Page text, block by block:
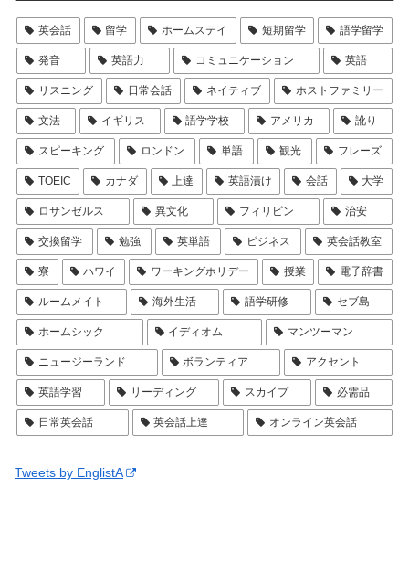
英会話 留学 ホームステイ 短期留学 語学留学
発音 英語力 コミュニケーション 英語
リスニング 日常会話 ネイティブ ホストファミリー
文法 イギリス 語学学校 アメリカ 訛り
スピーキング ロンドン 単語 観光 フレーズ
TOEIC カナダ 上達 英語漬け 会話 大学
ロサンゼルス 異文化 フィリピン 治安
交換留学 勉強 英単語 ビジネス 英会話教室
寮 ハワイ ワーキングホリデー 授業 電子辞書
ルームメイト 海外生活 語学研修 セブ島
ホームシック イディオム マンツーマン
ニュージーランド ボランティア アクセント
英語学習 リーディング スカイプ 必需品
日常英会話 英会話上達 オンライン英会話
Tweets by EnglistA